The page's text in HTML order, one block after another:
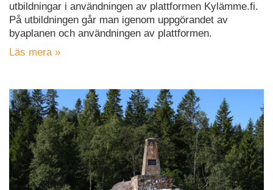
utbildningar i användningen av plattformen Kylämme.fi.
På utbildningen går man igenom uppgörandet av
byaplanen och användningen av plattformen.
Läs mera »